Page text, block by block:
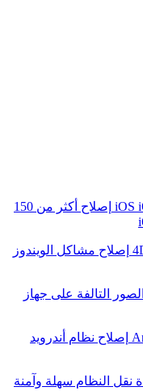
إصلاح أكثر من 150
إصلاح مشاكل الويندوز
التالفة على جهاز
إصلاح نظام أندرويد
نقل النظام سهلة وآمنة